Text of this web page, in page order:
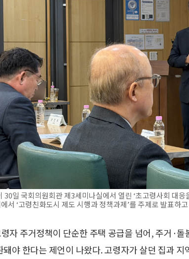
일 국회의원회관 제3세미나실에서 열린 ‘초고령사회 대응
서 ‘고령친화도시 제도 시행과 정책과제’를 주제로 발표하
자 주거정책이 단순한 주택 공급을 넘어, 주거·
야 한다는 제언이 나왔다. 고령자가 살던 집과 지